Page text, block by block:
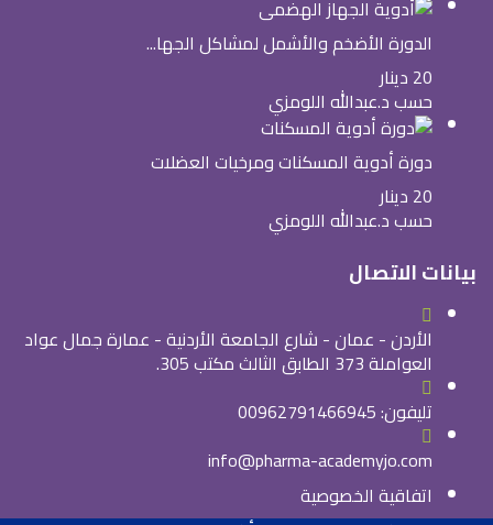
الدورة الأضخم والأشمل لمشاكل الجها...
20 دينار
حسب د.عبدالله اللومزي
دورة أدوية المسكنات ومرخيات العضلات
20 دينار
حسب د.عبدالله اللومزي
بيانات الاتصال
الأردن - عمان - شارع الجامعة الأردنية - عمارة جمال عواد
العواملة 373 الطابق الثالث مكتب 305.
تليفون: 00962791466945
info@pharma-academyjo.com
اتفاقية الخصوصية